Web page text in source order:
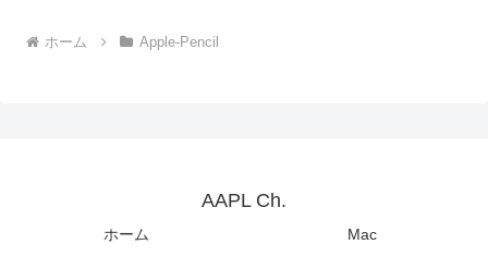
ホーム Apple-Pencil
AAPL Ch.
ホーム
Mac